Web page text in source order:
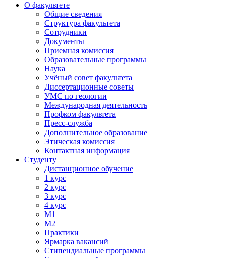
О факультете
Общие сведения
Структура факультета
Сотрудники
Документы
Приемная комиссия
Образовательные программы
Наука
Учёный совет факультета
Диссертационные советы
УМС по геологии
Международная деятельность
Профком факультета
Пресс-служба
Дополнительное образование
Этическая комиссия
Контактная информация
Студенту
Дистанционное обучение
1 курс
2 курс
3 курс
4 курс
М1
М2
Практики
Ярмарка вакансий
Стипендиальные программы